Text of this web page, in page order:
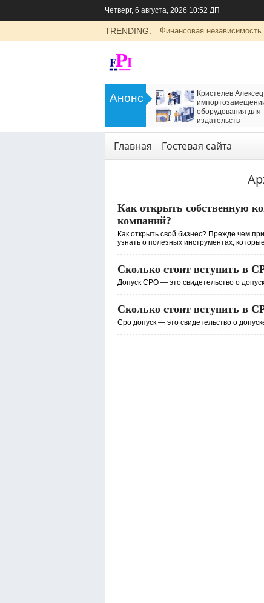
Четверг, 6 августа, 2026 10:52 ДП
TRENDING: Финансовая независимость
Анонс
LADA Largus: универсальный
семейный автомобиль с российским
Кристелев
оборудования для
издательств
Главная Гостевая сайта
Как открыть собственную
компаний?
Как открыть свой бизнес? Прежде чем
узнать о полезных инструментах,
Сколько стоит вступить в
Допуск СРО — это свидетельство о
Сколько стоит вступить в
Сро допуск — это свидетельство о